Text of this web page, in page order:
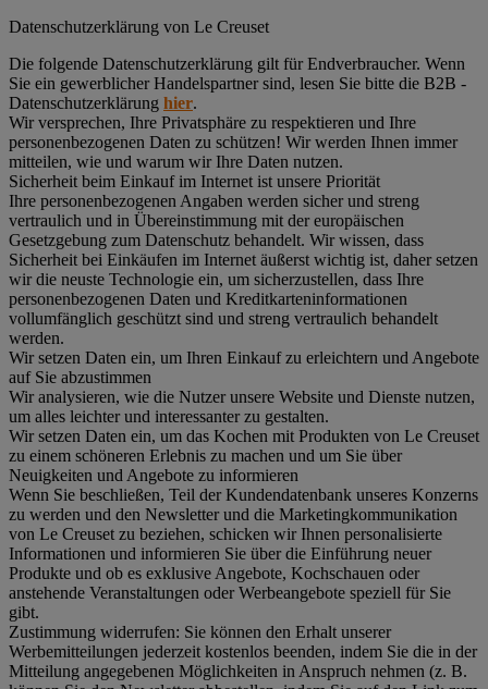
Datenschutz­erklärung von Le Creuset
Die folgende Datenschutzerklärung gilt für Endverbraucher. Wenn
Sie ein gewerblicher Handelspartner sind, lesen Sie bitte die B2B -
Datenschutzerklärung hier.
Wir versprechen, Ihre Privatsphäre zu respektieren und Ihre
personenbezogenen Daten zu schützen! Wir werden Ihnen immer
mitteilen, wie und warum wir Ihre Daten nutzen.
Sicherheit beim Einkauf im Internet ist unsere Priorität
Ihre personenbezogenen Angaben werden sicher und streng
vertraulich und in Übereinstimmung mit der europäischen
Gesetzgebung zum Datenschutz behandelt. Wir wissen, dass
Sicherheit bei Einkäufen im Internet äußerst wichtig ist, daher setzen
wir die neuste Technologie ein, um sicherzustellen, dass Ihre
personenbezogenen Daten und Kreditkarteninformationen
vollumfänglich geschützt sind und streng vertraulich behandelt
werden.
Wir setzen Daten ein, um Ihren Einkauf zu erleichtern und Angebote
auf Sie abzustimmen
Wir analysieren, wie die Nutzer unsere Website und Dienste nutzen,
um alles leichter und interessanter zu gestalten.
Wir setzen Daten ein, um das Kochen mit Produkten von Le Creuset
zu einem schöneren Erlebnis zu machen und um Sie über
Neuigkeiten und Angebote zu informieren
Wenn Sie beschließen, Teil der Kundendatenbank unseres Konzerns
zu werden und den Newsletter und die Marketingkommunikation
von Le Creuset zu beziehen, schicken wir Ihnen personalisierte
Informationen und informieren Sie über die Einführung neuer
Produkte und ob es exklusive Angebote, Kochschauen oder
anstehende Veranstaltungen oder Werbeangebote speziell für Sie
gibt.
Zustimmung widerrufen: Sie können den Erhalt unserer
Werbemitteilungen jederzeit kostenlos beenden, indem Sie die in der
Mitteilung angegebenen Möglichkeiten in Anspruch nehmen (z. B.